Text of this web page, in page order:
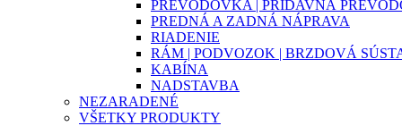
PREVODOVKA | PRÍDAVNÁ
PREDNÁ A ZADNÁ NÁPRAVA
RIADENIE
RÁM | PODVOZOK | BRZDOVÁ
KABÍNA
NADSTAVBA
NEZARADENÉ
VŠETKY PRODUKTY